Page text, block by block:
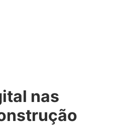
nas